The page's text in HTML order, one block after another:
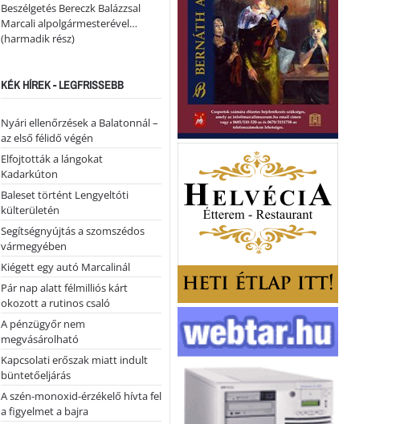
Beszélgetés Bereczk Balázzsal
Marcali alpolgármesterével…
(harmadik rész)
KÉK HÍREK - LEGFRISSEBB
Nyári ellenőrzések a Balatonnál –
az első félidő végén
Elfojtották a lángokat
Kadarkúton
Baleset történt Lengyeltóti
külterületén
Segítségnyújtás a szomszédos
vármegyében
Kiégett egy autó Marcalinál
Pár nap alatt félmilliós kárt
okozott a rutinos csaló
A pénzügyőr nem
megvásárolható
Kapcsolati erőszak miatt indult
büntetőeljárás
A szén-monoxid-érzékelő hívta fel
a figyelmet a bajra